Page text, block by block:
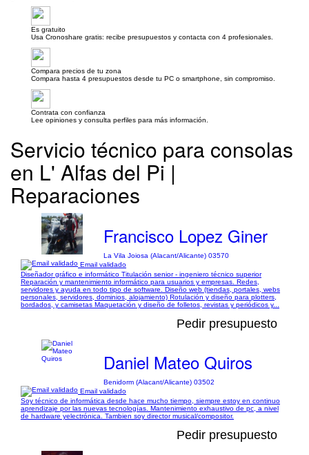
Es gratuito
Usa Cronoshare gratis: recibe presupuestos y contacta con 4 profesionales.
Compara precios de tu zona
Compara hasta 4 presupuestos desde tu PC o smartphone, sin compromiso.
Contrata con confianza
Lee opiniones y consulta perfiles para más información.
Servicio técnico para consolas
en L' Alfas del Pi |
Reparaciones
Francisco Lopez Giner
La Vila Joiosa (Alacant/Alicante) 03570
Email validado
Diseñador gráfico e informático Titulación senior - ingeniero técnico superior
Reparación y mantenimiento informático para usuarios y empresas. Redes,
servidores y ayuda en todo tipo de software. Diseño web (tiendas, portales, webs
personales, servidores, dominios, alojamiento) Rotulación y diseño para plotters,
bordados, y camisetas Maquetación y diseño de folletos, revistas y periódicos y...
Pedir presupuesto
Daniel Mateo Quiros
Benidorm (Alacant/Alicante) 03502
Email validado
Soy técnico de informática desde hace mucho tiempo, siempre estoy en continuo
aprendizaje por las nuevas tecnologías. Mantenimiento exhaustivo de pc, a nivel
de hardware yelectrónica. Tambien soy director musical/compositor.
Pedir presupuesto